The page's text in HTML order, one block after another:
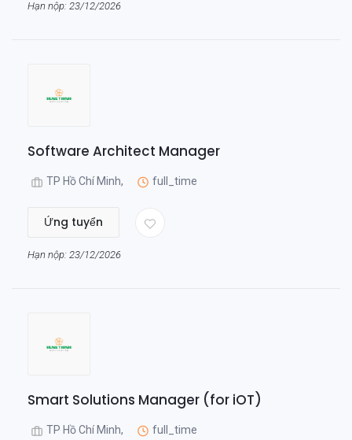
Hạn nộp: 23/12/2026
Software Architect Manager
TP Hồ Chí Minh, full_time
Ứng tuyển
Hạn nộp: 23/12/2026
Smart Solutions Manager (for iOT)
TP Hồ Chí Minh, full_time